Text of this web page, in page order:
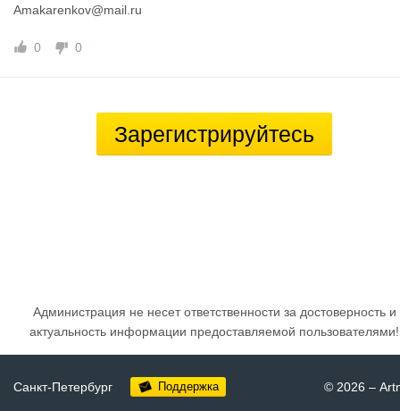
Amakarenkov@mail.ru
0 0
Зарегистрируйтесь
Администрация не несет ответственности за достоверность и
актуальность информации предоставляемой пользователями!
Санкт-Петербург Поддержка © 2026 –